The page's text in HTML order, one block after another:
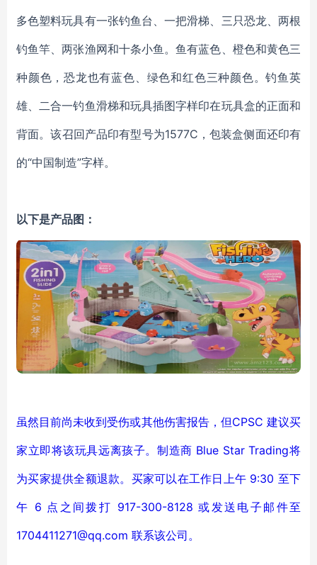
多色塑料玩具有一张钓鱼台、一把滑梯、三只恐龙、两根
钓鱼竿、两张渔网和十条小鱼。鱼有蓝色、橙色和黄色三
种颜色，恐龙也有蓝色、绿色和红色三种颜色。钓鱼英
雄、二合一钓鱼滑梯和玩具插图字样印在玩具盒的正面和
背面。该召回产品印有型号为1577C，包装盒侧面还印有
的“中国制造”字样。
以下是产品图：
虽然目前尚未收到受伤或其他伤害报告，但CPSC 建议买
家立即将该玩具远离孩子。制造商 Blue Star Trading将
为买家提供全额退款。买家可以在工作日上午 9:30 至下
午 6 点之间拨打 917-300-8128 或发送电子邮件至
1704411271@qq.com 联系该公司。